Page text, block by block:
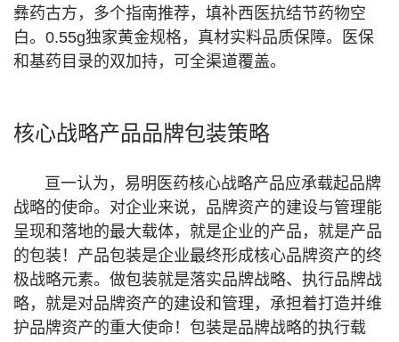
彝药古方，多个指南推荐，填补西医抗结节药物空
白。0.55g独家黄金规格，真材实料品质保障。医保
和基药目录的双加持，可全渠道覆盖。
核心战略产品品牌包装策略
亘一认为，易明医药核心战略产品应承载起品牌
战略的使命。对企业来说，品牌资产的建设与管理能
呈现和落地的最大载体，就是企业的产品，就是产品
的包装！产品包装是企业最终形成核心品牌资产的终
极战略元素。做包装就是落实品牌战略、执行品牌战
略，就是对品牌资产的建设和管理，承担着打造并维
护品牌资产的重大使命！包装是品牌战略的执行载